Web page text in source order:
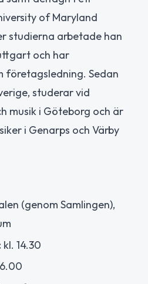
of Maryland
studierna arbetade han
och har
företagsledning. Sedan
studerar vid
musik i Göteborg och är
i Genarps och Värby
(genom Samlingen),
kl. 14.30